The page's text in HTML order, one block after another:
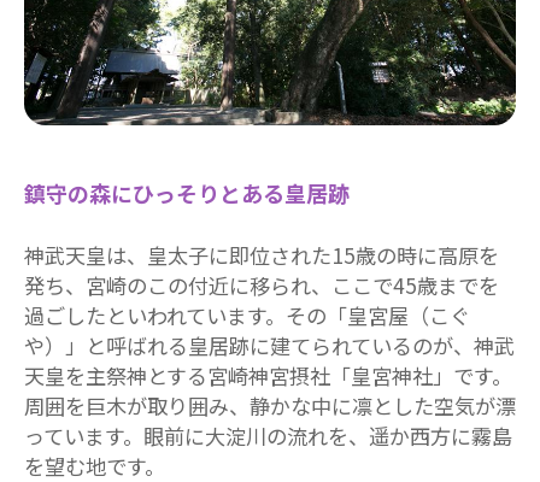
鎮守の森にひっそりとある皇居跡
神武天皇は、皇太子に即位された15歳の時に高原を
発ち、宮崎のこの付近に移られ、ここで45歳までを
過ごしたといわれています。その「皇宮屋（こぐ
や）」と呼ばれる皇居跡に建てられているのが、神武
天皇を主祭神とする宮崎神宮摂社「皇宮神社」です。
周囲を巨木が取り囲み、静かな中に凛とした空気が漂
っています。眼前に大淀川の流れを、遥か西方に霧島
を望む地です。